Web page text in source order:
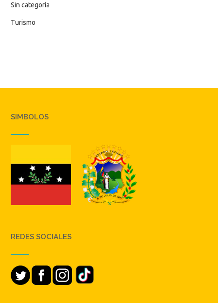
Sin categoría
Turismo
SIMBOLOS
REDES SOCIALES